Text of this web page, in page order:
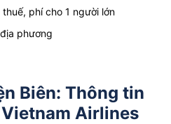
phí cho 1 người lớn
phương
Biên: Thông tin
Airlines